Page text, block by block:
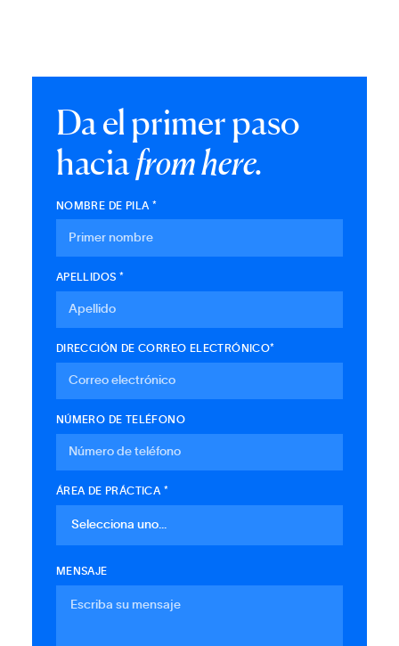
Da el primer paso
haciafrom here.
NOMBRE DE PILA *
APELLIDOS *
DIRECCIÓN DE CORREO ELECTRÓNICO*
NÚMERO DE TELÉFONO
ÁREA DE PRÁCTICA *
MENSAJE